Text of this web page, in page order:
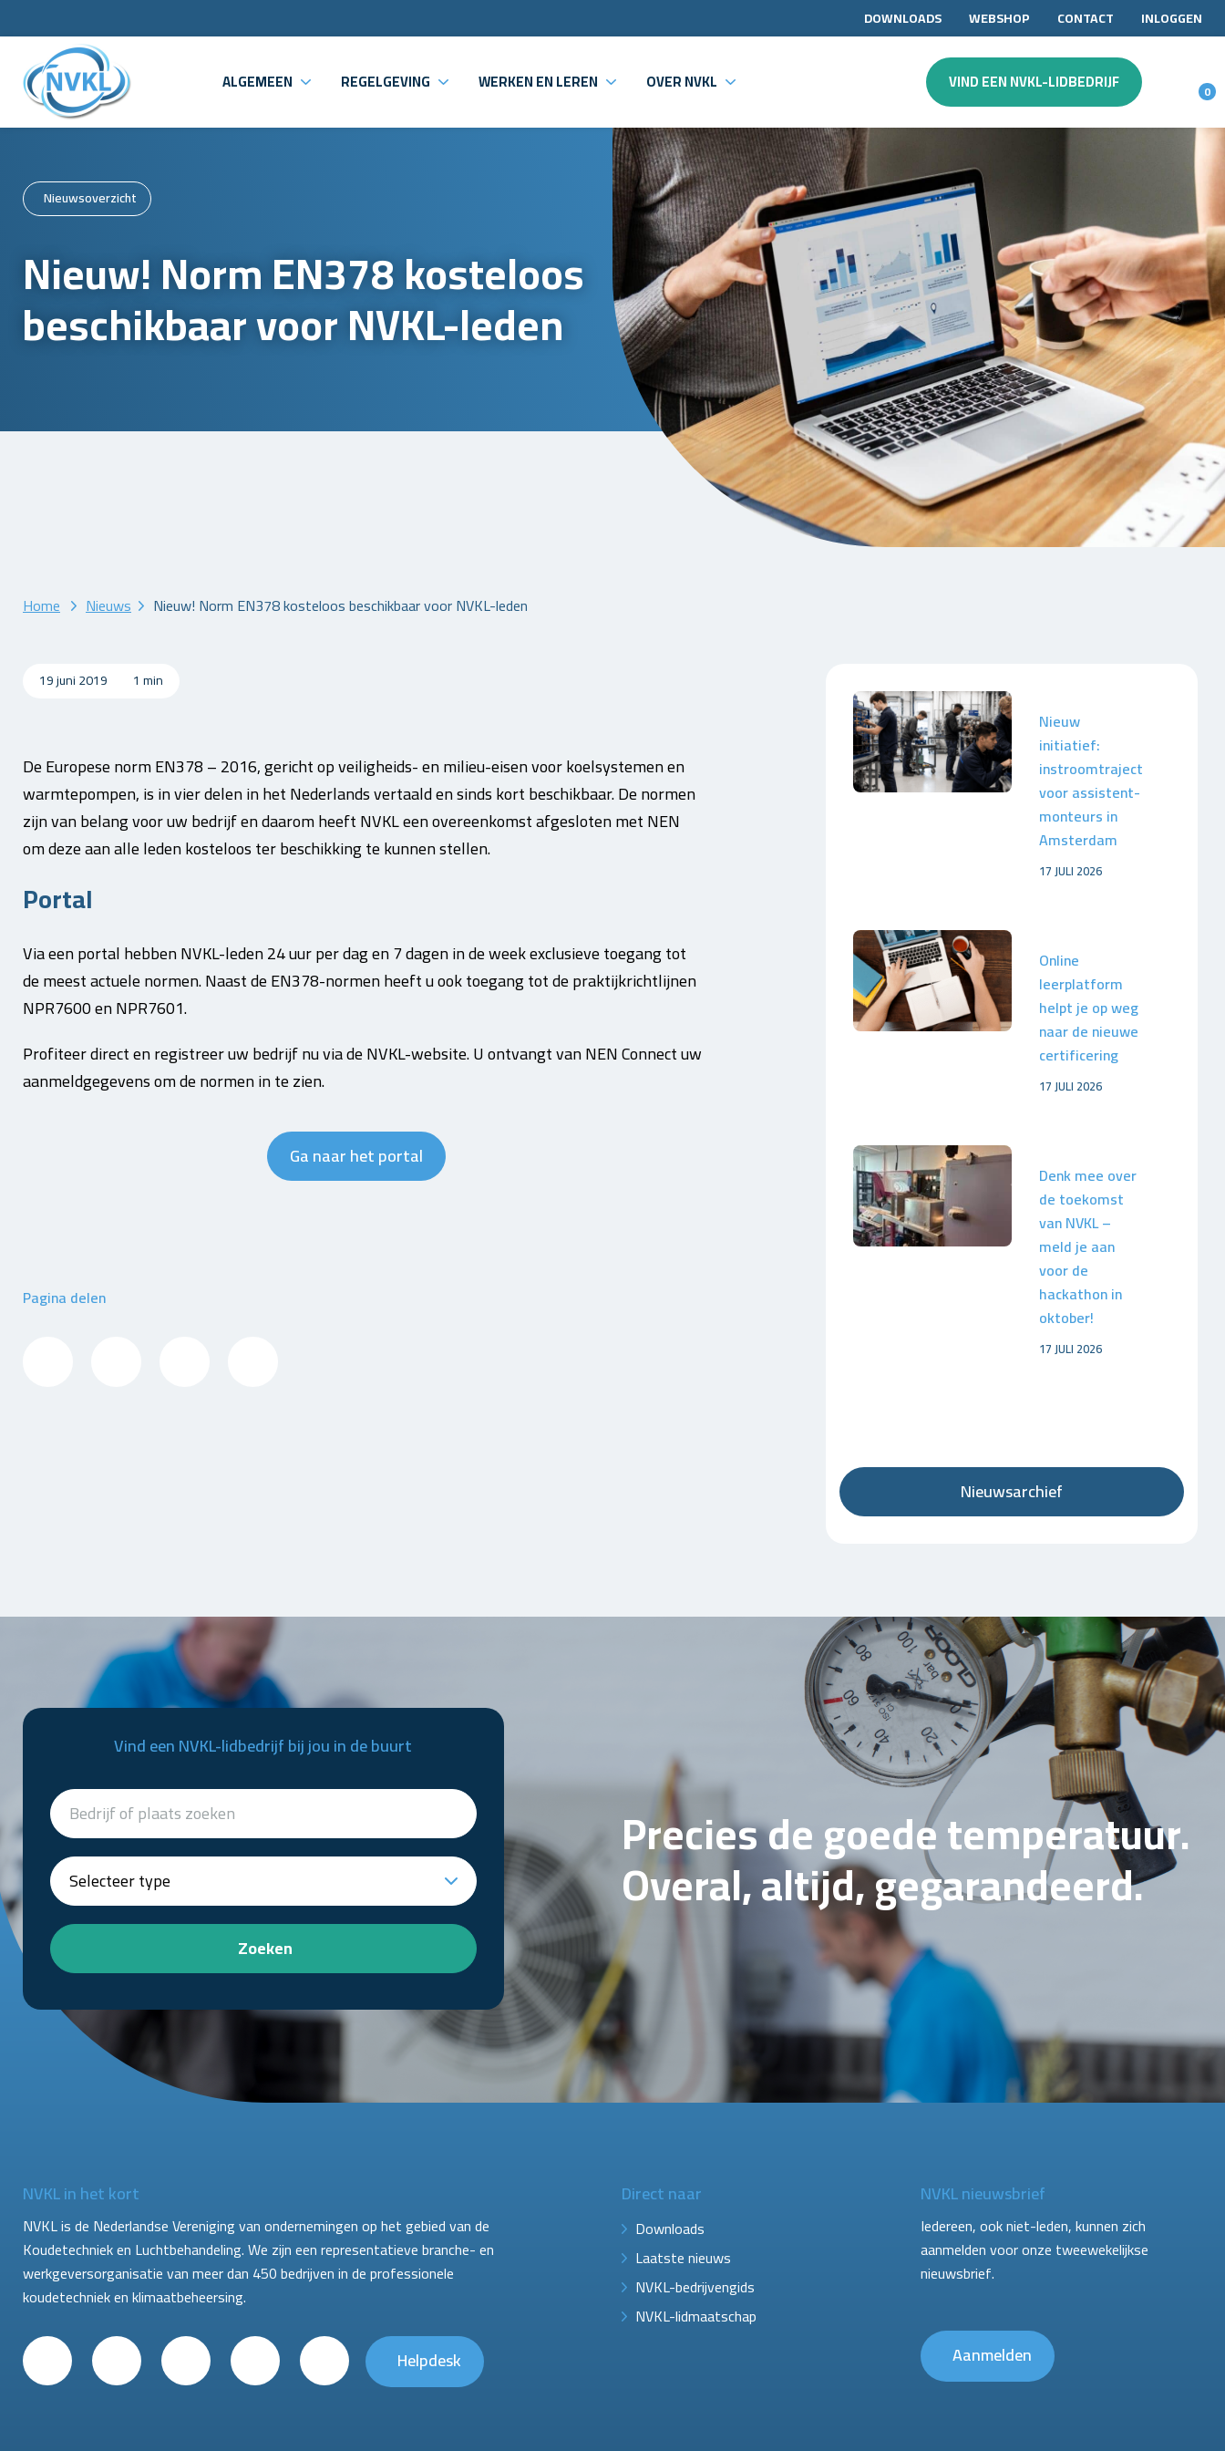
DOWNLOADS WEBSHOP CONTACT INLOGGEN
ALGEMEEN REGELGEVING WERKEN EN LEREN OVER NVKL VIND EEN NVKL-LIDBEDRIJF 0
Nieuwsoverzicht
Nieuw! Norm EN378 kosteloos
beschikbaar voor NVKL-leden
Home Nieuws Nieuw! Norm EN378 kosteloos beschikbaar voor NVKL-leden
19 juni 2019 1 min
De Europese norm EN378 – 2016, gericht op veiligheids- en milieu-eisen voor koelsystemen en
warmtepompen, is in vier delen in het Nederlands vertaald en sinds kort beschikbaar. De normen
zijn van belang voor uw bedrijf en daarom heeft NVKL een overeenkomst afgesloten met NEN
om deze aan alle leden kosteloos ter beschikking te kunnen stellen.
Portal
Via een portal hebben NVKL-leden 24 uur per dag en 7 dagen in de week exclusieve toegang tot
de meest actuele normen. Naast de EN378-normen heeft u ook toegang tot de praktijkrichtlijnen
NPR7600 en NPR7601.
Profiteer direct en registreer uw bedrijf nu via de NVKL-website. U ontvangt van NEN Connect uw
aanmeldgegevens om de normen in te zien.
Ga naar het portal
Pagina delen
Nieuw
initiatief:
instroomtraject
voor assistent-
monteurs in
Amsterdam
17 JULI 2026
Online
leerplatform
helpt je op weg
naar de nieuwe
certificering
17 JULI 2026
Denk mee over
de toekomst
van NVKL –
meld je aan
voor de
hackathon in
oktober!
17 JULI 2026
Nieuwsarchief
Vind een NVKL-lidbedrijf bij jou in de buurt
Zoeken
Precies de goede temperatuur.
Overal, altijd, gegarandeerd.
NVKL in het kort
NVKL is de Nederlandse Vereniging van ondernemingen op het gebied van de
Koudetechniek en Luchtbehandeling. We zijn een representatieve branche- en
werkgeversorganisatie van meer dan 450 bedrijven in de professionele
koudetechniek en klimaatbeheersing.
Helpdesk
Direct naar
Downloads
Laatste nieuws
NVKL-bedrijvengids
NVKL-lidmaatschap
NVKL nieuwsbrief
Iedereen, ook niet-leden, kunnen zich
aanmelden voor onze tweewekelijkse
nieuwsbrief.
Aanmelden